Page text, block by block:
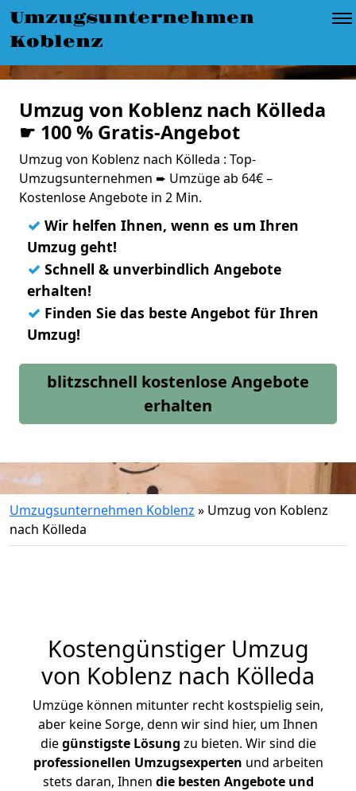
Umzugsunternehmen
Koblenz
Umzug von Koblenz nach Kölleda
☛ 100 % Gratis-Angebot
Umzug von Koblenz nach Kölleda : Top-
Umzugsunternehmen ➨ Umzüge ab 64€ –
Kostenlose Angebote in 2 Min.
✓ Wir helfen Ihnen, wenn es um Ihren
Umzug geht!
✓ Schnell & unverbindlich Angebote
erhalten!
✓ Finden Sie das beste Angebot für Ihren
Umzug!
blitzschnell kostenlose Angebote
erhalten
Umzugsunternehmen Koblenz » Umzug von Koblenz
nach Kölleda
Kostengünstiger Umzug
von Koblenz nach Kölleda
Umzüge können mitunter recht kostspielig sein,
aber keine Sorge, denn wir sind hier, um Ihnen
diegünstigste Lösung zu bieten. Wir sind die
professionellen Umzugsexperten und arbeiten
stets daran, Ihnen die besten Angebote und